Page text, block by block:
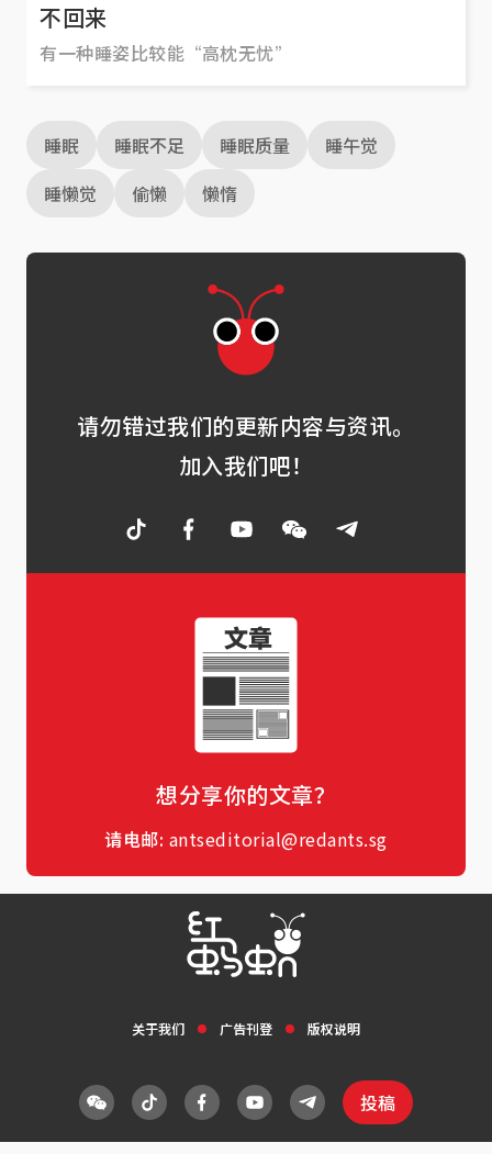
不回来
有一种睡姿比较能“高枕无忧”
睡眠 睡眠不足 睡眠质量
睡午觉
睡懒觉
偷懒 懒惰
请勿错过我们的更新内容与资讯。
加入我们吧！
想分享你的文章？
请电邮: antseditorial@redants.sg
关于我们 广告刊登 版权说明
投稿